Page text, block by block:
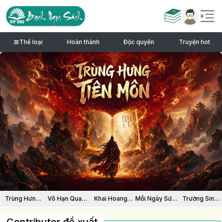
Thể loại Hoàn thành Độc quyền Truyện hot
Trùng Hưng
Vô Hạn Quay
Khai Hoang
Mỗi Ngày Sức
Trường Sinh